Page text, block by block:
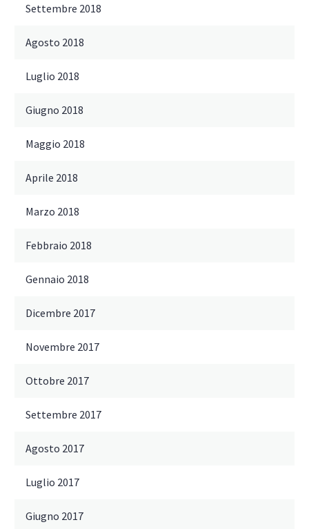
Settembre 2018
Agosto 2018
Luglio 2018
Giugno 2018
Maggio 2018
Aprile 2018
Marzo 2018
Febbraio 2018
Gennaio 2018
Dicembre 2017
Novembre 2017
Ottobre 2017
Settembre 2017
Agosto 2017
Luglio 2017
Giugno 2017